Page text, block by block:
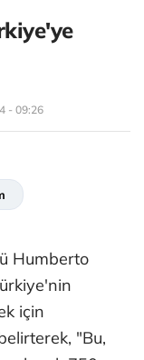
- 09:26
Humberto
için
"Bu,